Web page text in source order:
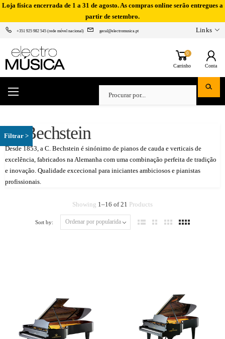
Loja física encerrada de 1 a 31 de agosto. As compras online serão entregues a
partir de setembro.
+351 925 982 545 (rede móvel nacional) geral@electromusica.pt Links
0
Carrinho Conta
C. Bechstein
Desde 1853, a C. Bechstein é sinónimo de pianos de cauda e verticais de
excelência, fabricados na Alemanha com uma combinação perfeita de tradição
e inovação. Qualidade excecional para iniciantes ambiciosos e pianistas
profissionais.
Showing 1 –16 of21 Products
Sort by: